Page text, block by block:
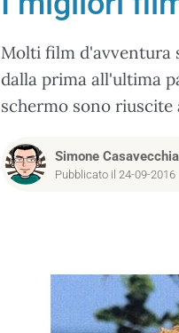
Molti film d'avventura
dalla prima all'ultima
schermo sono
Simone Casavecchia
Pubblicato il 24-09-2016